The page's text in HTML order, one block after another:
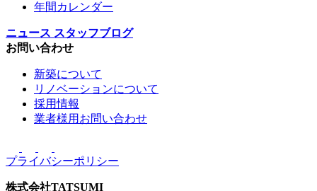
年間カレンダー
ニュース スタッフブログ
お問い合わせ
新築について
リノベーションについて
採用情報
業者様用お問い合わせ
プライバシーポリシー
株式会社TATSUMI